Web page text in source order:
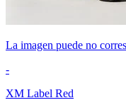
La imagen puede no
-
XM Label Red